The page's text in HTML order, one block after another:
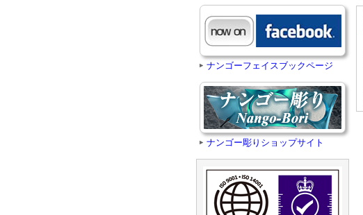
ナンゴーフェイスブックページ
ナンゴー彫りショップサイト